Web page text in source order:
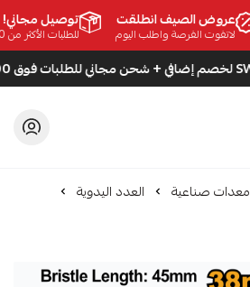
عروض الصيف انطلقت
لاتفوت الفرصة واطلب اليوم
توصيل مجاني!
للطلبات الأكثر من 200 ريال!
معدات صناعية العدد اليدوية